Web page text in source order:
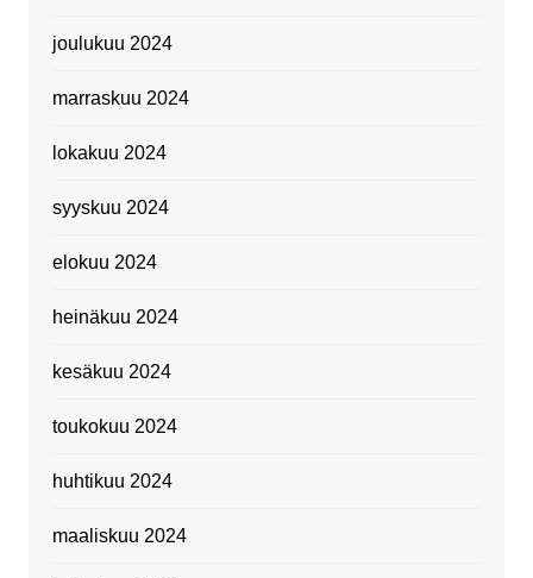
joulukuu 2024
marraskuu 2024
lokakuu 2024
syyskuu 2024
elokuu 2024
heinäkuu 2024
kesäkuu 2024
toukokuu 2024
huhtikuu 2024
maaliskuu 2024